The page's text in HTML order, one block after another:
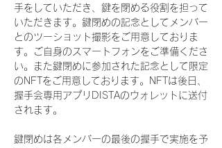
手をしていただき、鍵を閉める役割を担って
いただきます。鍵閉めの記念としてメンバー
とのツーショット撮影をご用意しておりま
す。ご自身のスマートフォンをご準備くださ
い。また鍵閉めに参加された記念として限定
のNFTをご用意しております。NFTは後日、
握手会専用アプリDISTAのウォレットに送付
されます。
鍵閉めは各メンバーの最後の握手で実施を予